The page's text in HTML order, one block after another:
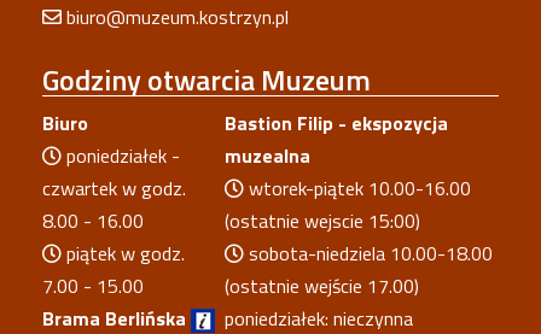
biuro@muzeum.kostrzyn.pl
Godzinyotwarcia Muzeum
Biuro
poniedziałek -
czwartek w godz.
8.00 - 16.00
piątek w godz.
7.00 - 15.00
Brama Berlińska
Bastion Filip - ekspozycja
muzealna
wtorek-piątek 10.00-16.00
(ostatnie wejscie 15:00)
sobota-niedziela 10.00-18.00
(ostatnie wejście 17.00)
poniedziałek: nieczynna